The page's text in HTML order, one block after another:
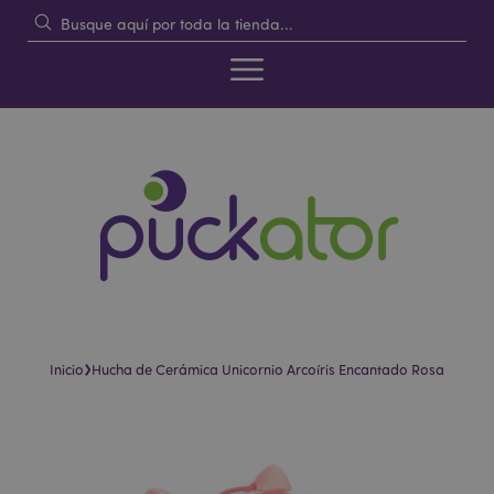
Inicio›Hucha de Cerámica Unicornio Arcoíris Encantado Rosa